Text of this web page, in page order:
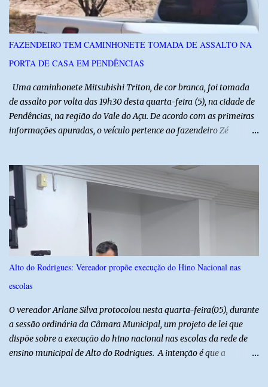
reforça a importância do Distrito de Irrigação do Baixo Açu como
referência na fruticultura irrigada, promovendo conhecimento,
inovação e oportunidades para o desenvolvimento do agronegócio
potiguar. @associacaodiba
FAZENDEIRO TEM CAMINHONETE TOMADA DE ASSALTO NA
PORTA DE CASA EM PENDÊNCIAS
Uma caminhonete Mitsubishi Triton, de cor branca, foi tomada
de assalto por volta das 19h30 desta quarta-feira (5), na cidade de
Pendências, na região do Vale do Açu. De acordo com as primeiras
informações apuradas, o veículo pertence ao fazendeiro Zé
anunciaram o assalto no momento em que ela estava em frente à
residência, no Centro da cidade. Ainda conforme relatos de
testemunhas, os suspeitos utilizavam roupas semelhantes a
uniformes de empresa, o que pode ter ajudado a não despertar
suspeitas antes da abordagem. Após a ação criminosa, a dupla
fugiu levando a caminhonete em direção ainda desconhecida. A
Polícia Militar foi acionada logo após o crime e realiza diligências
na região na tentativa de localizar o veículo e identificar os
autores do assalto. Qualquer informação que possa ajudar na
ser repassad...
Alto do Rodrigues: Vereador propõe execução do Hino Nacional nas
escolas
O vereador Arlane Silva protocolou nesta quarta-feira(05), durante
a sessão ordinária da Câmara Municipal, um projeto de lei que
dispõe sobre a execução do hino nacional nas escolas da rede de
ensino municipal de Alto do Rodrigues. A intenção é que a